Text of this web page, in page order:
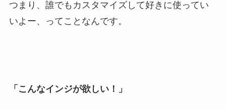
つまり、誰でもカスタマイズして好きに使ってい
いよー、ってことなんです。
「こんなインジが欲しい！」